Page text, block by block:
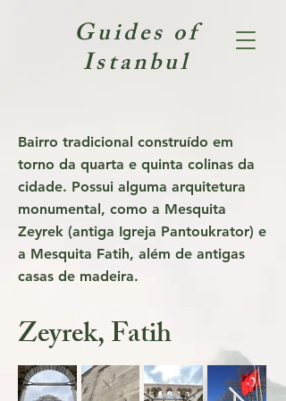
Guides of
Istanbul
Bairro tradicional construído em
torno da quarta e quinta colinas da
cidade. Possui alguma arquitetura
monumental, como a Mesquita
Zeyrek (antiga Igreja Pantoukrator) e
a Mesquita Fatih, além de antigas
casas de madeira.
Zeyrek, Fatih